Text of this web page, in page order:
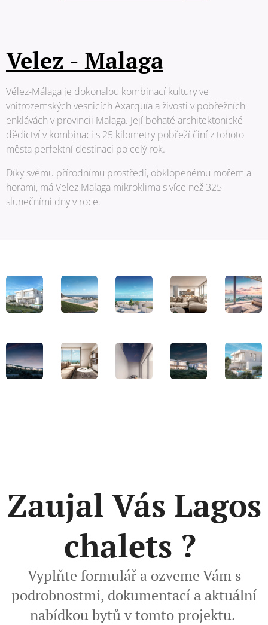
Velez - Malaga
Vélez-Málaga je dokonalou kombinací kultury ve
vnitrozemských vesnicích Axarquía a živosti v pobřežních
enklávách v provincii Malaga. Její bohaté architektonické
dědictví v kombinaci s 25 kilometry pobřeží činí z tohoto
města perfektní destinaci po celý rok.
Díky svému přírodnímu prostředí, obklopenému mořem a
horami, má Velez Malaga mikroklima s více než 325
slunečními dny v roce.
Zaujal Vás Lagos
chalets ?
Vyplňte formulář a ozveme Vám s
podrobnostmi, dokumentací a aktuální
nabídkou bytů v tomto projektu.